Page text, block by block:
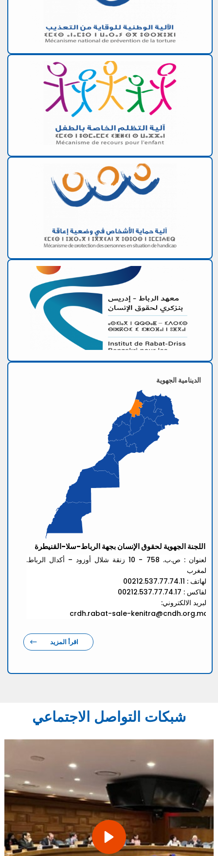
الدينامية الجهوية
اللجنة الجهوية لحقوق الإنسان بجهة الرباط-سلا-القنيطرة
العنوان : ص.ب. 758 - 10 زنقة شلال أوزود – أكدال الرباط.
المغرب
الهاتف : 00212.537.77.74.11
الفاكس : 00212.537.77.74.17
البريد الالكتروني:
crdh.rabat-sale-kenitra@cndh.org.ma
اقرأ المزيد
شبكات التواصل الاجتماعي